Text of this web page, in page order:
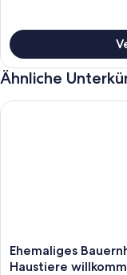
Ähnliche
Ehemaliges
Bauernhaus
Ehemaliges
Haustiere
Ehemaliges